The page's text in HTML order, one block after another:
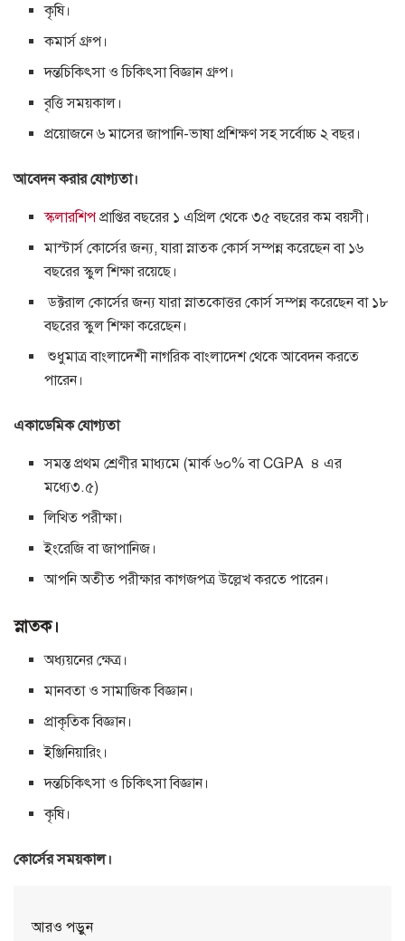
কৃষি।
কমার্স গ্রুপ।
দন্তচিকিৎসা ও চিকিৎসা বিজ্ঞান গ্রুপ।
বৃত্তি সময়কাল।
প্রয়োজনে ৬ মাসের জাপানি-ভাষা প্রশিক্ষণ সহ সর্বোচ্চ ২ বছর।
আবেদন করার যোগ্যতা।
স্কলারশিপ প্রাপ্তির বছরের ১ এপ্রিল থেকে ৩৫ বছরের কম বয়সী।
মাস্টার্স কোর্সের জন্য, যারা স্নাতক কোর্স সম্পন্ন করেছেন বা ১৬
বছরের স্কুল শিক্ষা রয়েছে।
ডক্টরাল কোর্সের জন্য যারা স্নাতকোত্তর কোর্স সম্পন্ন করেছেন বা ১৮
বছরের স্কুল শিক্ষা করেছেন।
শুধুমাত্র বাংলাদেশী নাগরিক বাংলাদেশ থেকে আবেদন করতে
পারেন।
একাডেমিক যোগ্যতা
সমস্ত প্রথম শ্রেণীর মাধ্যমে (মার্ক ৬০% বা CGPA ৪ এর
মধ্যে৩.৫)
লিখিত পরীক্ষা।
ইংরেজি বা জাপানিজ।
আপনি অতীত পরীক্ষার কাগজপত্র উল্লেখ করতে পারেন।
স্নাতক।
অধ্যয়নের ক্ষেত্র।
মানবতা ও সামাজিক বিজ্ঞান।
প্রাকৃতিক বিজ্ঞান।
ইঞ্জিনিয়ারিং।
দন্তচিকিৎসা ও চিকিৎসা বিজ্ঞান।
কৃষি।
কোর্সের সময়কাল।
আরও পড়ুন